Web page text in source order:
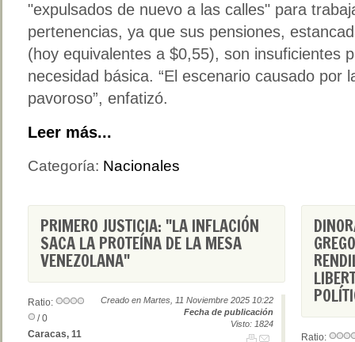
"expulsados de nuevo a las calles" para
pertenencias, ya que sus pensiones,
(hoy equivalentes a $0,55), son insuficientes
necesidad básica. “El escenario causado por
pavoroso”, enfatizó.
Leer más...
Categoría: Nacionales
PRIMERO JUSTICIA: "LA INFLACIÓN
SACA LA PROTEÍNA DE LA MESA
VENEZOLANA"
Creado en Martes, 11 Noviembre 2025 10:22
Fecha de publicación
Visto: 1824
Ratio:
/ 0
Caracas, 11
Ratio: